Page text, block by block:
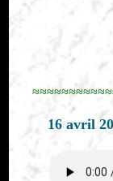
16 avril